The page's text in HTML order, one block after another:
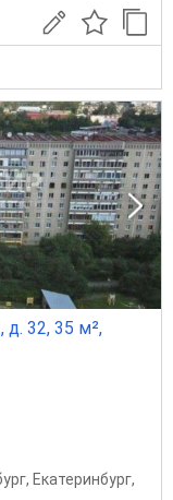
д. 32, 35 м²,
, Екатеринбург,